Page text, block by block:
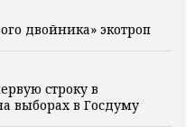
двойника» экотроп
строку в
выборах в Госдуму